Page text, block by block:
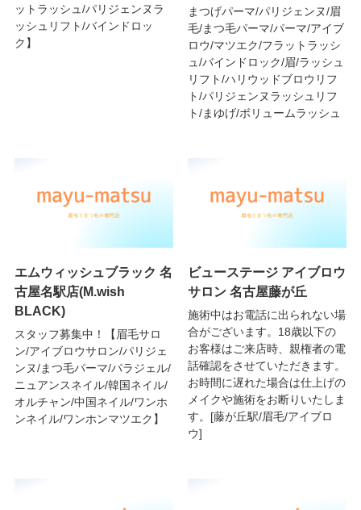
ットラッシュ/パリジェンヌラ
ッシュリフト/バインドロッ
ク】
まつげパーマ/パリジェンヌ/眉
毛/まつ毛パーマ/パーマ/アイブ
ロウ/マツエク/フラットラッシ
ュ/バインドロック/眉/ラッシュ
リフト/ハリウッドブロウリフ
ト/パリジェンヌラッシュリフ
ト/まゆげ/ボリュームラッシュ
エムウィッシュブラック 名
古屋名駅店(M.wish
BLACK)
スタッフ募集中！【眉毛サロ
ン/アイブロウサロン/パリジェ
ンヌ/まつ毛パーマ/パラジェル/
ニュアンスネイル/韓国ネイル/
オルチャン/中国ネイル/ワンホ
ンネイル/ワンホンマツエク】
ビューステージ アイブロウ
サロン 名古屋藤が丘
施術中はお電話に出られない場
合がございます。18歳以下の
お客様はご来店時、親権者の電
話確認をさせていただきます。
お時間に遅れた場合は仕上げの
メイクや施術をお断りいたしま
す。[藤が丘駅/眉毛/アイブロ
ウ]